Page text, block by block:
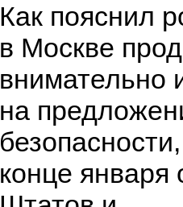
Как пояснил
в Москве
внимательно
на
конце